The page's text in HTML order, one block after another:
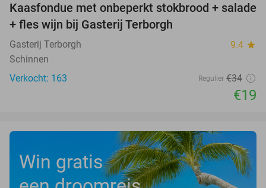
44%
Kaasfondue met onbeperkt stokbrood + salade
+ fles wijn bij Gasterij Terborgh
Gasterij Terborgh 9.4 star
Schinnen
Verkocht: 163
Regulier €34
€19
Win gratis